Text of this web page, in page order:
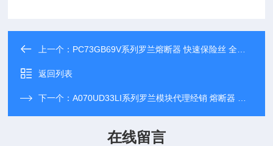
上一个： PC73GB69V系列罗兰熔断器 快速保险丝 全新现货代理
返回列表
下一个：A070UD33LI系列罗兰模块代理经销 熔断器 快速保险丝
在线留言